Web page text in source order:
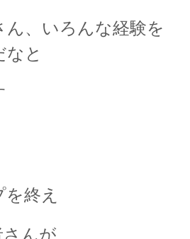
、いろんな経験を
なと
終え
んが